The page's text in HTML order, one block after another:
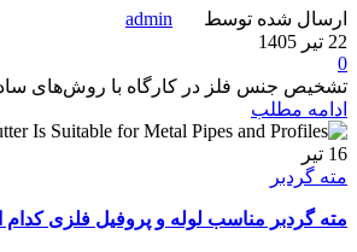
ارسال شده توسط
admin
22 تیر 1405
0
تشخیص جنس فلز در کارگاه با روش‌های
ادامه مطلب
16 تیر
مته گردبر
مته گردبر مناسب لوله و پروفیل فلزی